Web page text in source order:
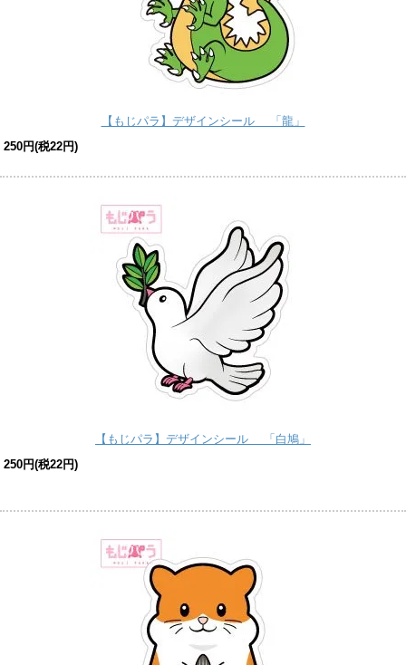
【もじパラ】デザインシール 「龍」
250円(税22円)
【もじパラ】デザインシール 「白鳩」
250円(税22円)